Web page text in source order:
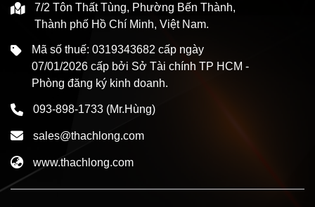
7/2 Tôn Thất Tùng, Phường Bến Thành,
Thành phố Hồ Chí Minh, Việt Nam.
Mã số thuế: 0319343682 cấp ngày
07/01/2026 cấp bởi Sở Tài chính TP HCM -
Phòng đăng ký kinh doanh.
093-898-1733 (Mr.Hùng)
sales@thachlong.com
www.thachlong.com